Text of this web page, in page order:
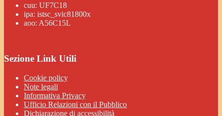
cuu: UF7C18
ipa: istsc_svic81800x
aoo: A56C15L
Sezione Link Utili
Cookie policy
Note legali
Informativa Privacy
Ufficio Relazioni con il Pubblico
Dichiarazione di accessibilità